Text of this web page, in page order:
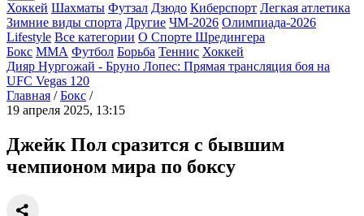
Хоккей Шахматы Футзал Дзюдо Киберспорт Легкая атлетика
Зимние виды спорта Другие ЧМ-2026 Олимпиада-2026
Lifestyle Все категории О Спорте Шредингера
Бокс ММА Футбол Борьба Теннис Хоккей
Дияр Нургожай - Бруно Лопес: Прямая трансляция боя на
UFC Vegas 120
Главная / Бокс /
19 апреля 2025, 13:15
Джейк Пол сразится с бывшим
чемпионом мира по боксу